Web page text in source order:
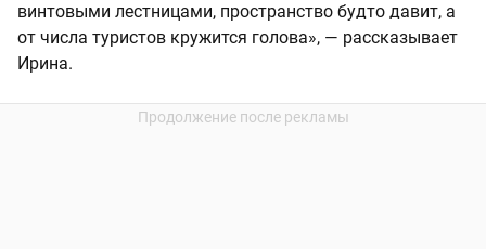
винтовыми лестницами, пространство будто давит, а
от числа туристов кружится голова», — рассказывает
Ирина.